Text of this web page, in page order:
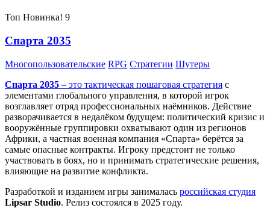
Топ Новинка! 9
Спарта 2035
Многопользовательские RPG Стратегии Шутеры
Спарта 2035 – это тактическая пошаговая стратегия с
элементами глобального управления, в которой игрок
возглавляет отряд профессиональных наёмников. Действие
разворачивается в недалёком будущем: политический кризис и
вооружённые группировки охватывают один из регионов
Африки, а частная военная компания «Спарта» берётся за
самые опасные контракты. Игроку предстоит не только
участвовать в боях, но и принимать стратегические решения,
влияющие на развитие конфликта.
Разработкой и изданием игры занималась российская студия
Lipsar Studio. Релиз состоялся в 2025 году.